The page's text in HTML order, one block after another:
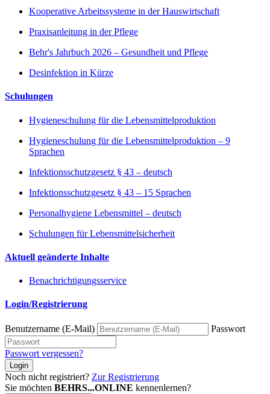
Kooperative Arbeitssysteme in der Hauswirtschaft
Praxisanleitung in der Pflege
Behr's Jahrbuch 2026 – Gesundheit und Pflege
Desinfektion in Kürze
Schulungen
Hygieneschulung für die Lebensmittelproduktion
Hygieneschulung für die Lebensmittelproduktion – 9
Sprachen
Infektionsschutzgesetz § 43 – deutsch
Infektionsschutzgesetz § 43 – 15 Sprachen
Personalhygiene Lebensmittel – deutsch
Schulungen für Lebensmittelsicherheit
Aktuell geänderte Inhalte
Benachrichtigungsservice
Login/Registrierung
Benutzername (E-Mail) Passwort
Passwort vergessen?
Login
Noch nicht registriert? Zur Registrierung
Sie möchten BEHRS...ONLINE kennenlernen?